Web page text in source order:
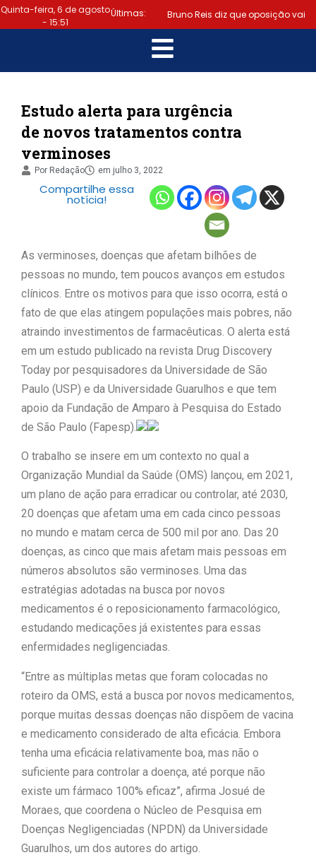
Quinta-feira, 6 de agosto
- 15:51
Últimas: Bruno Reis diz que oposição vai
escolher melhor estratégia para
vencer eleição nacional |
Último dia: prazo para regularizar
situação eleitoral e emitir título
Júnior luta em prol dos profissionais
de contabilidade
de Lauro de Freitas disponibiliza
serviço gratuito de alertas de
emergência para população
caminhar com Flávio Bolsonaro”, diz
Jesus discorda de Zema sobre fim
do Bolsa Família: “Precisamos dar
condições para as pessoas
evoluírem” |
Estudo alerta para urgência
de novos tratamentos contra
verminoses
Por Redação em julho 3, 2022
Compartilhe essa
notícia!
As verminoses, doenças que afetam bilhões de
pessoas no mundo, tem poucos avanços em estudos
clínicos. Entre os motivos para que isso ocorra, está o
fato de que elas atingem populações mais pobres, não
atraindo investimentos de farmacêuticas. O alerta está
em um estudo publicado na revista Drug Discovery
Today por pesquisadores da Universidade de São
Paulo (USP) e da Universidade Guarulhos e que tem
apoio da Fundação de Amparo à Pesquisa do Estado
de São Paulo (Fapesp).
O trabalho se insere em um contexto no qual a
Organização Mundial da Saúde (OMS) lançou, em 2021,
um plano de ação para erradicar ou controlar, até 2030,
20 doenças que afetam uma em cada cinco pessoas
no mundo e matam cerca de 500 mil por ano. Das 20
doenças, as cinco que mais afetam mais pessoas em
números absolutos são verminoses. Uma das
estratégias adotadas na busca por novos
medicamentos é o reposicionamento farmacológico,
estudando medicações já existentes para essas
enfermidades negligenciadas.
“Entre as múltiplas metas que foram colocadas no
roteiro da OMS, está a busca por novos medicamentos,
porque muitas dessas doenças não dispõem de vacina
e medicamento considerado de alta eficácia. Embora
tenha uma eficácia relativamente boa, mas não o
suficiente para controlar a doença, até porque não
existe um fármaco 100% eficaz”, afirma Josué de
Moraes, que coordena o Núcleo de Pesquisa em
Doenças Negligenciadas (NPDN) da Universidade
Guarulhos, um dos autores do artigo.